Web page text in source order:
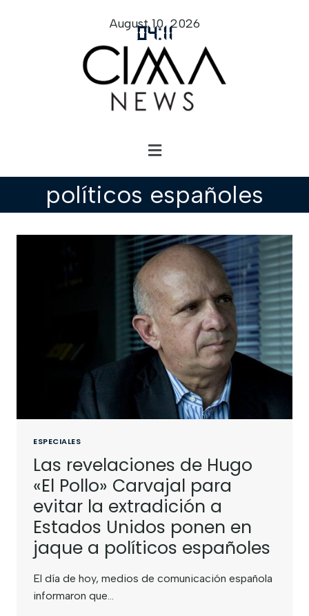
04:11
August 10, 2026
políticos españoles
ESPECIALES
Las revelaciones de Hugo
«El Pollo» Carvajal para
evitar la extradición a
Estados Unidos ponen en
jaque a políticos españoles
El día de hoy, medios de comunicación española
informaron que…